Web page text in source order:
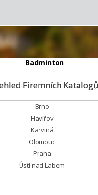
Badminton
Firemních Katalogů
Brno
Havířov
Karviná
Olomouc
Praha
Ústí nad Labem